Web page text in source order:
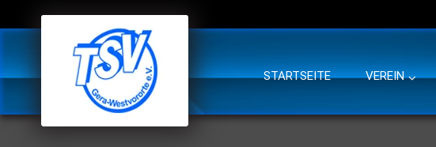
STARTSEITE VEREIN